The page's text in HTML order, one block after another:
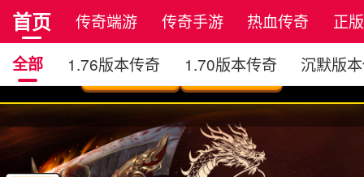
首页 传奇端游 传奇手游 热血传奇
正
全部
1.76版本传奇 1.70版本传奇 沉默版